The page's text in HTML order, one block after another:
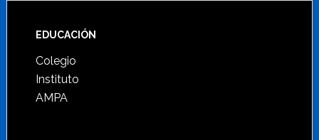
Footer
EDUCACIÓN
Colegio
Instituto
AMPA